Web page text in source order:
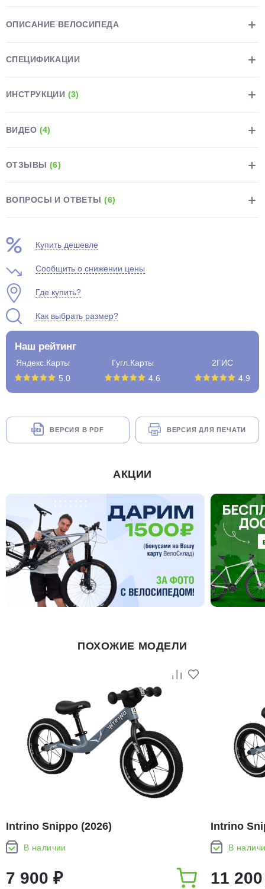
ОПИСАНИЕ ВЕЛОСИПЕДА
СПЕЦИФИКАЦИИ
ИНСТРУКЦИИ (3)
ВИДЕО (4)
ОТЗЫВЫ (6)
ВОПРОСЫ И ОТВЕТЫ(6)
Купить дешевле
Сообщить о снижении цены
Где купить?
Как выбрать размер?
Наш рейтинг
Яндекс.Карты
5.0
Гугл.Карты
4.6
2ГИС
4.9
ВЕРСИЯ В PDF ВЕРСИЯ ДЛЯ ПЕЧАТИ
АКЦИИ
ПОХОЖИЕ МОДЕЛИ
Intrino Snippo (2026)
В наличии
7 900 ₽
Intrino
В
11